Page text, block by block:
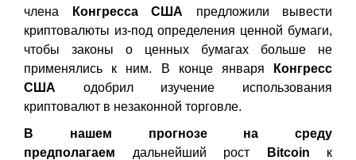
члена
Конгресса США предложили вывести
криптовалюты из-под определения ценной бумаги,
чтобы законы о ценных бумагах больше не
применялись к ним. В конце января
Конгресс
США одобрил изучение использования
криптовалют в незаконной торговле.
В нашем прогнозе на среду
предполагаем дальнейший рост Bitcoin к